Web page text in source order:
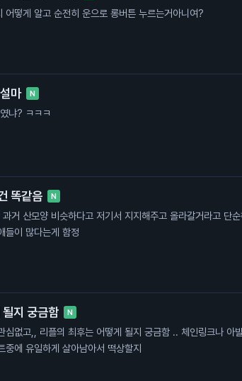
이 수많은 십만개 알트중에 뭐가갈지 어떻게 알고 순전히 운으로 롱버튼 누르는거아니여?
마 N
냐? ㅋㅋㅋ
똑같음 N
른애들이 많다는게 함정
지 궁금함 N
인링크나 아발란
중에 유일하게 살아남아서 떡상할지